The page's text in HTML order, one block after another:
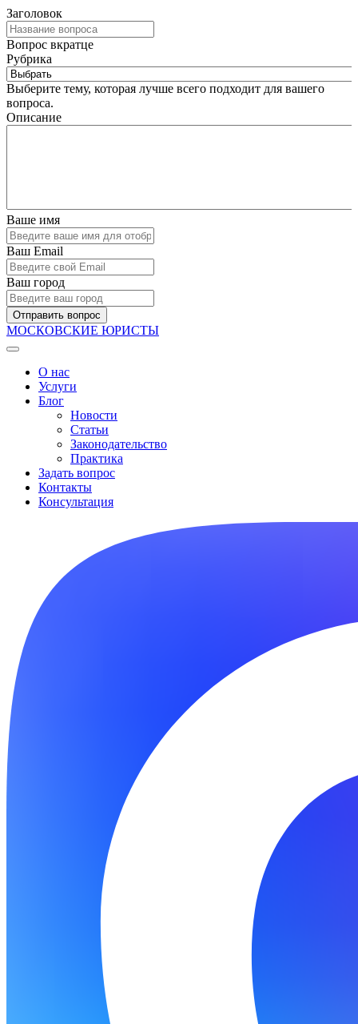
Заголовок
Вопрос вкратце
Рубрика
Выберите тему, которая лучше всего подходит для вашего
вопроса.
Описание
Ваше имя
Ваш Email
Ваш город
Отправить вопрос
МОСКОВСКИЕ ЮРИСТЫ
О нас
Услуги
Блог
Новости
Статьи
Законодательство
Практика
Задать вопрос
Контакты
Консультация